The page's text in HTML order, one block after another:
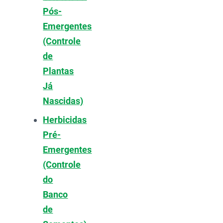
Pós-
Emergentes
(Controle
de
Plantas
Já
Nascidas)
Herbicidas
Pré-
Emergentes
(Controle
do
Banco
de